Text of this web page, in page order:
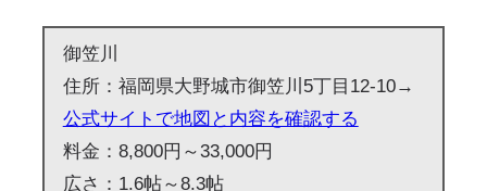
御笠川
住所：福岡県大野城市御笠川5丁目12-10→
公式サイトで地図と内容を確認する
料金：8,800円～33,000円
広さ：1.6帖～8.3帖